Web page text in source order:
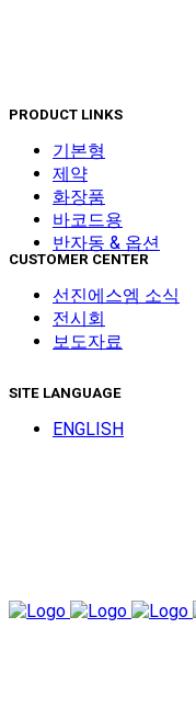
PRODUCT LINKS
기본형
제약
화장품
바코드용
반자동 & 옵션
CUSTOMER CENTER
선진에스엠 소식
전시회
보도자료
SITE LANGUAGE
ENGLISH